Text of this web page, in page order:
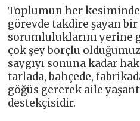
Toplumun her
görevde takdire şayan bir
sorumluluklarını yerine
çok şey borçlu
saygıyı sonuna kadar
tarlada, bahçede,
göğüs gererek aile
destekçisidir.